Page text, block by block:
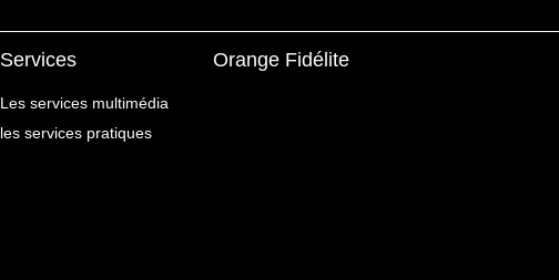
Services
Les services multimédia
les services pratiques
Orange Fidélite